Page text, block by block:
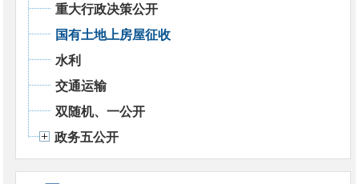
重大行政决策公开
国有土地上房屋征收
水利
交通运输
双随机、一公开
政务五公开